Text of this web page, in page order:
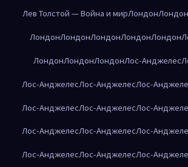
Лев Толстой — Война и мирЛондонЛондон
ЛондонЛондонЛондонЛондонЛондон
ЛондонЛондонЛондонЛос-Анджелес
Лос-АнджелесЛос-АнджелесЛос-
Лос-АнджелесЛос-АнджелесЛос-
Лос-АнджелесЛос-АнджелесЛос-
Лос-АнджелесЛос-АнджелесЛос-